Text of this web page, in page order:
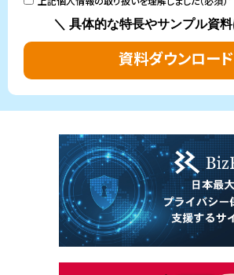
＼ 具体的な特長やサンプル資